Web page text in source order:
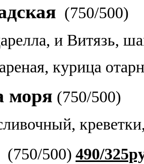
(750/500
и Витязь,
курица
моря (750/500
(750/500) 490/